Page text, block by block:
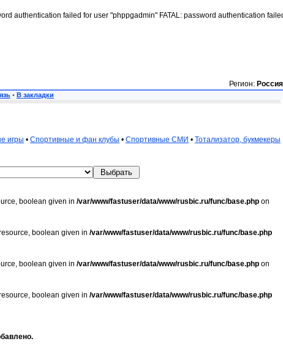
authentication failed for user "phppgadmin" FATAL: password authentication
Регион: Россия
• В закладки
игры • Спортивные и фан клубы • Спортивные СМИ • Тотализатор, букмекеры
boolean given in /var/www/fastuser/data/www/rusbic.ru/func/base.php on
boolean given in /var/www/fastuser/data/www/rusbic.ru/func/base.php
boolean given in /var/www/fastuser/data/www/rusbic.ru/func/base.php on
boolean given in /var/www/fastuser/data/www/rusbic.ru/func/base.php